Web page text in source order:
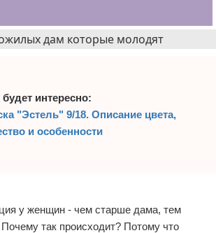
интересно:
"Эстель" 9/18. Описание цвета,
и особенности
у женщин - чем старше дама, тем
так происходит? Потому что